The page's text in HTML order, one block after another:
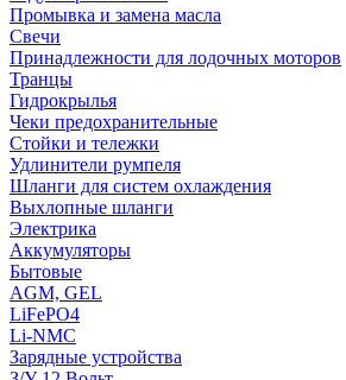
Промывка и замена масла
Свечи
Принадлежности для лодочных моторов
Транцы
Гидрокрылья
Чеки предохранительные
Стойки и тележки
Удлинители румпеля
Шланги для систем охлаждения
Выхлопные шланги
Электрика
Аккумуляторы
Бытовые
AGM, GEL
LiFePO4
Li-NMC
Зарядные устройства